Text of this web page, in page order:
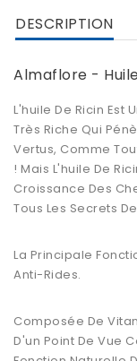
DESCRIPTION
Almaflore -
L'huile De Ricin Est
Très Riche Qui
Vertus, Comme
! Mais L'huile De
Croissance Des
Tous Les Secrets
La Principale
Anti-Rides.
Composée De
D'un Point De Vue